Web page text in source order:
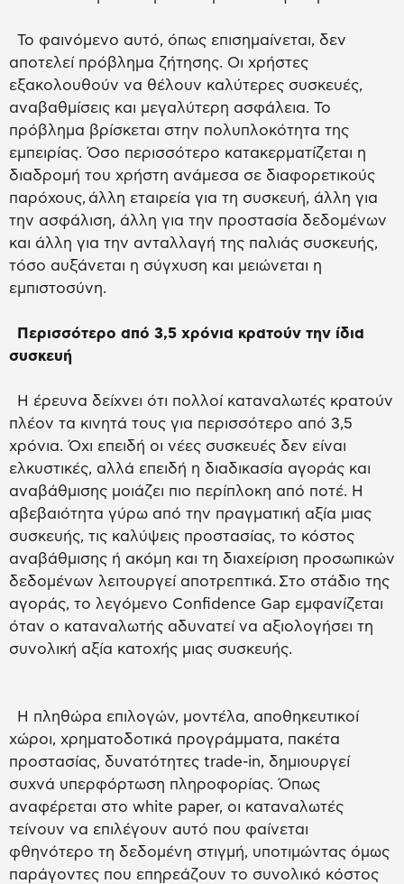
Το φαινόμενο αυτό, όπως επισημαίνεται, δεν
αποτελεί πρόβλημα ζήτησης. Οι χρήστες
εξακολουθούν να θέλουν καλύτερες συσκευές,
αναβαθμίσεις και μεγαλύτερη ασφάλεια. Το
πρόβλημα βρίσκεται στην πολυπλοκότητα της
εμπειρίας. Όσο περισσότερο κατακερματίζεται η
διαδρομή του χρήστη ανάμεσα σε διαφορετικούς
παρόχους, άλλη εταιρεία για τη συσκευή, άλλη για
την ασφάλιση, άλλη για την προστασία δεδομένων
και άλλη για την ανταλλαγή της παλιάς συσκευής,
τόσο αυξάνεται η σύγχυση και μειώνεται η
εμπιστοσύνη.
Περισσότερο από 3,5 χρόνια κρατούν την ίδια
συσκευή
Η έρευνα δείχνει ότι πολλοί καταναλωτές κρατούν
πλέον τα κινητά τους για περισσότερο από 3,5
χρόνια. Όχι επειδή οι νέες συσκευές δεν είναι
ελκυστικές, αλλά επειδή η διαδικασία αγοράς και
αναβάθμισης μοιάζει πιο περίπλοκη από ποτέ. Η
αβεβαιότητα γύρω από την πραγματική αξία μιας
συσκευής, τις καλύψεις προστασίας, το κόστος
αναβάθμισης ή ακόμη και τη διαχείριση προσωπικών
δεδομένων λειτουργεί αποτρεπτικά. Στο στάδιο της
αγοράς, το λεγόμενο Confidence Gap εμφανίζεται
όταν ο καταναλωτής αδυνατεί να αξιολογήσει τη
συνολική αξία κατοχής μιας συσκευής.
Η πληθώρα επιλογών, μοντέλα, αποθηκευτικοί
χώροι, χρηματοδοτικά προγράμματα, πακέτα
προστασίας, δυνατότητες trade-in, δημιουργεί
συχνά υπερφόρτωση πληροφορίας. Όπως
αναφέρεται στο white paper, οι καταναλωτές
τείνουν να επιλέγουν αυτό που φαίνεται
φθηνότερο τη δεδομένη στιγμή, υποτιμώντας όμως
παράγοντες που επηρεάζουν το συνολικό κόστος